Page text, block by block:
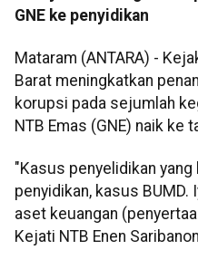
GNE ke penyidikan
Mataram (ANTARA) -
Barat meningkatkan
korupsi pada sejumlah
NTB Emas (GNE) naik ke
"Kasus penyelidikan
penyidikan, kasus BUMD.
aset keuangan
Kejati NTB Enen